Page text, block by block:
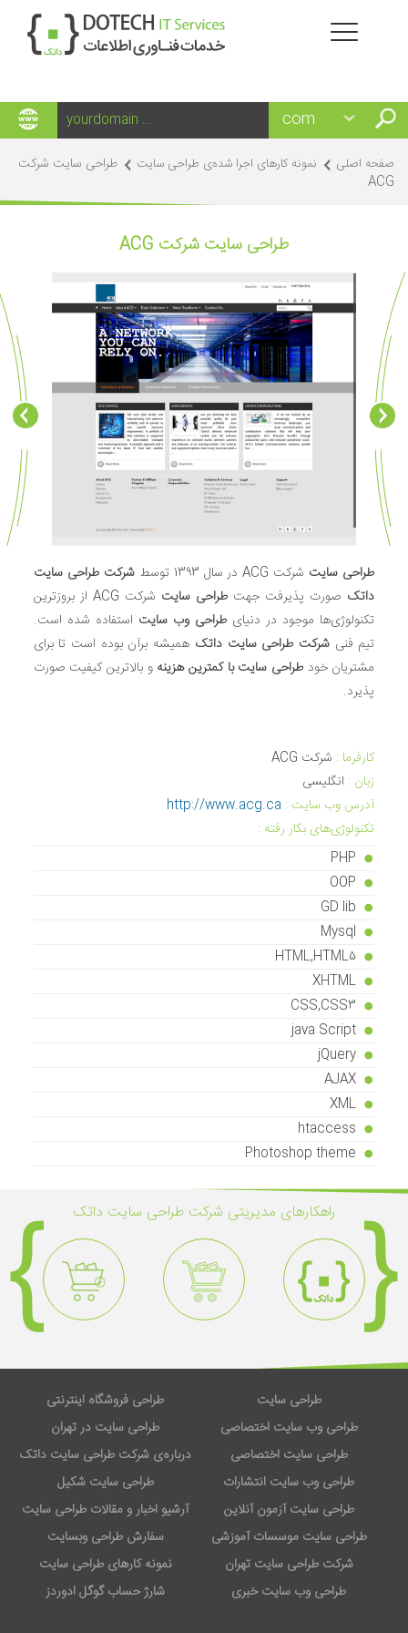
صفحه اصلی نمونه کارهای اجرا شده‌ی طراحی سایت
طراحی سایت شرکت
ACG
طراحی سایت شرکت ACG
طراحی سایت شرکت ACG در سال 1393 توسط
شرکت طراحی سایت
داتک صورت پذیرفت جهت طراحی سایت
شرکت ACG از بروزترین
تکنولوژی‌ها موجود در دنیای طراحی وب سایت استفاده شده است.
تیم فنیشرکت طراحی سایت داتک همیشه برآن بوده است تا برای
مشتریان خودطراحی سایت با کمترین هزینه و بالاترین کیفیت صورت
پذیرد.
کارفرما : شرکت ACG
زبان‌ : انگلیسی
آدرس وب سایت : http://www.acg.ca
تکنولوژی‌های بکار رفته :
PHP
OOP
GD lib
Mysql
HTML,HTML5
XHTML
CSS,CSS3
java Script
jQuery
AJAX
XML
htaccess
Photoshop theme
راهکار‌های مدیریتی شرکت طراحی سایت داتک
طراحی سایت
طراحی وب سایت اختصاصی
طراحی سایت اختصاصی
طراحی وب سایت انتشارات
طراحی سایت آزمون آنلاین
طراحی سایت موسسات آموزشی
شرکت طراحی سایت تهران
طراحی وب سایت خبری
طراحی فروشگاه اینترنتی
طراحی سایت در تهران
درباره‌ی شرکت طراحی سایت داتک
طراحی سایت شکیل
آرشیو اخبار و مقالات طراحی سایت
سفارش طراحی وبسایت
نمونه کارهای طراحی سایت
شارژ حساب گوگل ادوردز